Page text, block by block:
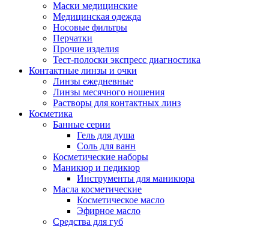
Маски медицинские
Медицинская одежда
Носовые фильтры
Перчатки
Прочие изделия
Тест-полоски экспресс диагностика
Контактные линзы и очки
Линзы ежедневные
Линзы месячного ношения
Растворы для контактных линз
Косметика
Банные серии
Гель для душа
Соль для ванн
Косметические наборы
Маникюр и педикюр
Инструменты для маникюра
Масла косметические
Косметическое масло
Эфирное масло
Средства для губ